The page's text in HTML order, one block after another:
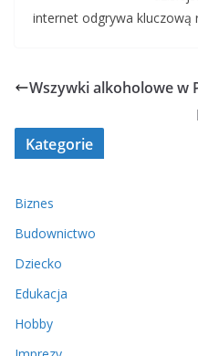
internet odgrywa
Wszywki alkoholowe w
Kategorie
Biznes
Budownictwo
Dziecko
Edukacja
Hobby